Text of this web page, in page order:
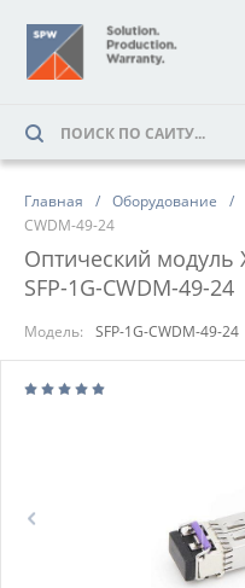
Главная Оборудование
CWDM-49-24
Оптический модуль
SFP-1G-CWDM-49-24
Модель: SFP-1G-CWDM-49-24
Prev